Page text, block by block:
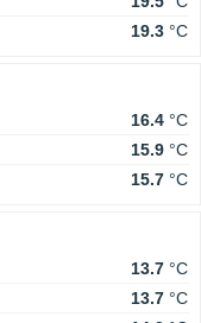
19.3 °C
16.4 °C
15.9 °C
15.7 °C
13.7 °C
13.7 °C